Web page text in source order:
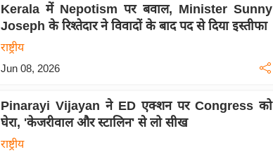
Kerala में Nepotism पर बवाल, Minister Sunny
Joseph के रिश्तेदार ने विवादों के बाद पद से दिया इस्तीफा
राष्ट्रीय
Jun 08, 2026
Pinarayi Vijayan ने ED एक्शन पर Congress को
घेरा, 'केजरीवाल और स्टालिन' से लो सीख
राष्ट्रीय